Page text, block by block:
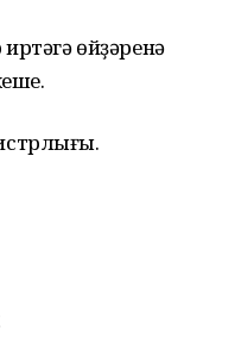
өйҙәренә